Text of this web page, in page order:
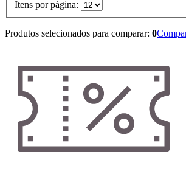
Itens por página:
Produtos selecionados para comparar: 0